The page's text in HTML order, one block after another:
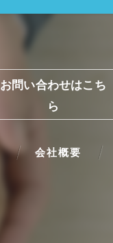
お問い合わせはこち
ら
会社概要